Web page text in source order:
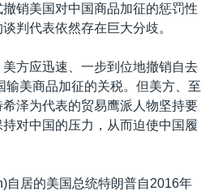
销美国对中国商品加征的惩罚性
判代表依然存在巨大分歧。
方应迅速、一步到位地撤销自去
输美商品加征的关税。但美方、至
泽为代表的贸易鹰派人物坚持要
对中国的压力，从而迫使中国履
自居的美国总统特朗普自2016年